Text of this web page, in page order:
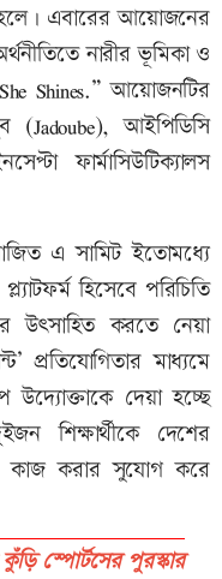
এবারের আয়োজনের
নারীর ভূমিকা ও
Shines.” আয়োজনটির
আইপিডিসি
ফার্মাসিউটিক্যালস
এ সামিট ইতোমধ্যে
হিসেবে পরিচিতি
উৎসাহিত করতে নেয়া
প্রতিযোগিতার মাধ্যমে
উদ্যোক্তাকে দেয়া হচ্ছে
শিক্ষার্থীকে দেশের
কাজ করার সুযোগ করে
স্পোর্টসের পুরস্কার